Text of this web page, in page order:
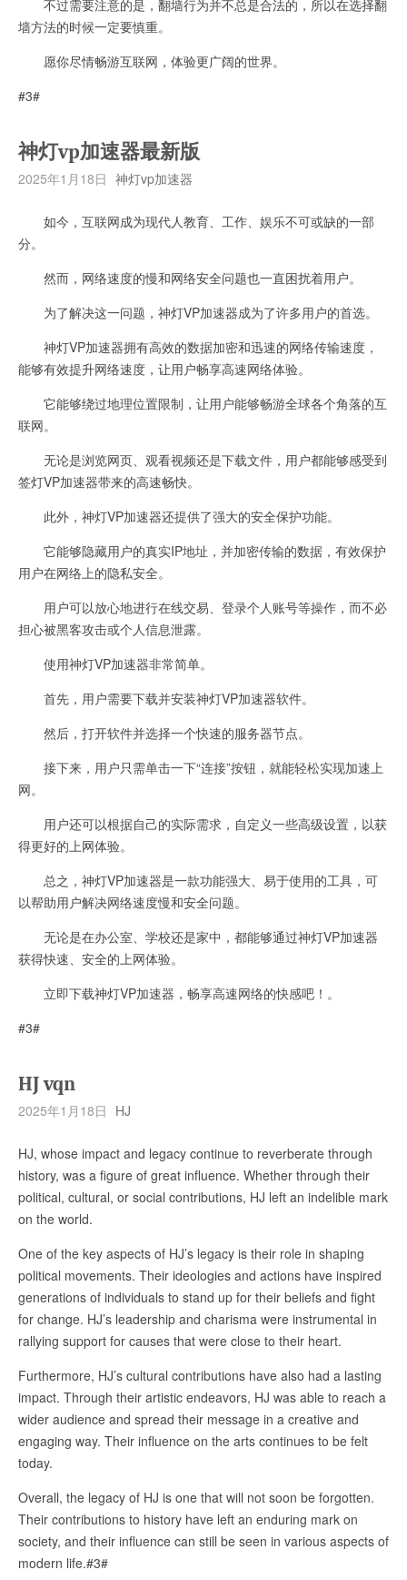
不过需要注意的是，翻墙行为并不总是合法的，所以在选择翻
墙方法的时候一定要慎重。
愿你尽情畅游互联网，体验更广阔的世界。
#3#
神灯vp加速器最新版
2025年1月18日 神灯vp加速器
如今，互联网成为现代人教育、工作、娱乐不可或缺的一部
分。
然而，网络速度的慢和网络安全问题也一直困扰着用户。
为了解决这一问题，神灯VP加速器成为了许多用户的首选。
神灯VP加速器拥有高效的数据加密和迅速的网络传输速度，
能够有效提升网络速度，让用户畅享高速网络体验。
它能够绕过地理位置限制，让用户能够畅游全球各个角落的互
联网。
无论是浏览网页、观看视频还是下载文件，用户都能够感受到
签灯VP加速器带来的高速畅快。
此外，神灯VP加速器还提供了强大的安全保护功能。
它能够隐藏用户的真实IP地址，并加密传输的数据，有效保护
用户在网络上的隐私安全。
用户可以放心地进行在线交易、登录个人账号等操作，而不必
担心被黑客攻击或个人信息泄露。
使用神灯VP加速器非常简单。
首先，用户需要下载并安装神灯VP加速器软件。
然后，打开软件并选择一个快速的服务器节点。
接下来，用户只需单击一下“连接”按钮，就能轻松实现加速上
网。
用户还可以根据自己的实际需求，自定义一些高级设置，以获
得更好的上网体验。
总之，神灯VP加速器是一款功能强大、易于使用的工具，可
以帮助用户解决网络速度慢和安全问题。
无论是在办公室、学校还是家中，都能够通过神灯VP加速器
获得快速、安全的上网体验。
立即下载神灯VP加速器，畅享高速网络的快感吧！。
#3#
HJ vqn
2025年1月18日 HJ
HJ, whose impact and legacy continue to reverberate through
history, was a figure of great influence. Whether through their
political, cultural, or social contributions, HJ left an indelible mark
on the world.
One of the key aspects of HJ’s legacy is their role in shaping
political movements. Their ideologies and actions have inspired
generations of individuals to stand up for their beliefs and fight
for change. HJ’s leadership and charisma were instrumental in
rallying support for causes that were close to their heart.
Furthermore, HJ’s cultural contributions have also had a lasting
impact. Through their artistic endeavors, HJ was able to reach a
wider audience and spread their message in a creative and
engaging way. Their influence on the arts continues to be felt
today.
Overall, the legacy of HJ is one that will not soon be forgotten.
Their contributions to history have left an enduring mark on
society, and their influence can still be seen in various aspects of
modern life.#3#